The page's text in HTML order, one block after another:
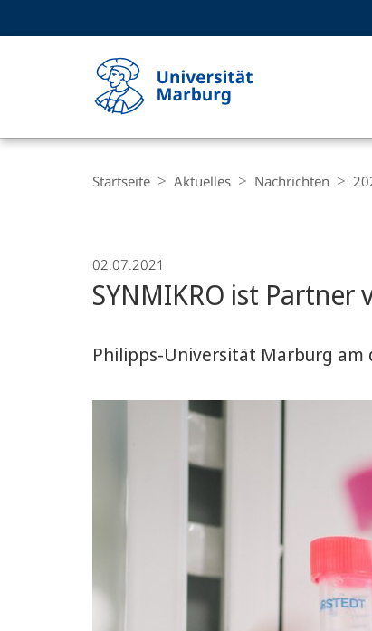
Philipps-
Marburg
Navigation
Startseite Aktuelles Nachrichten
02.07.2021
SYNMIKRO ist
Philipps-Universität Marburg